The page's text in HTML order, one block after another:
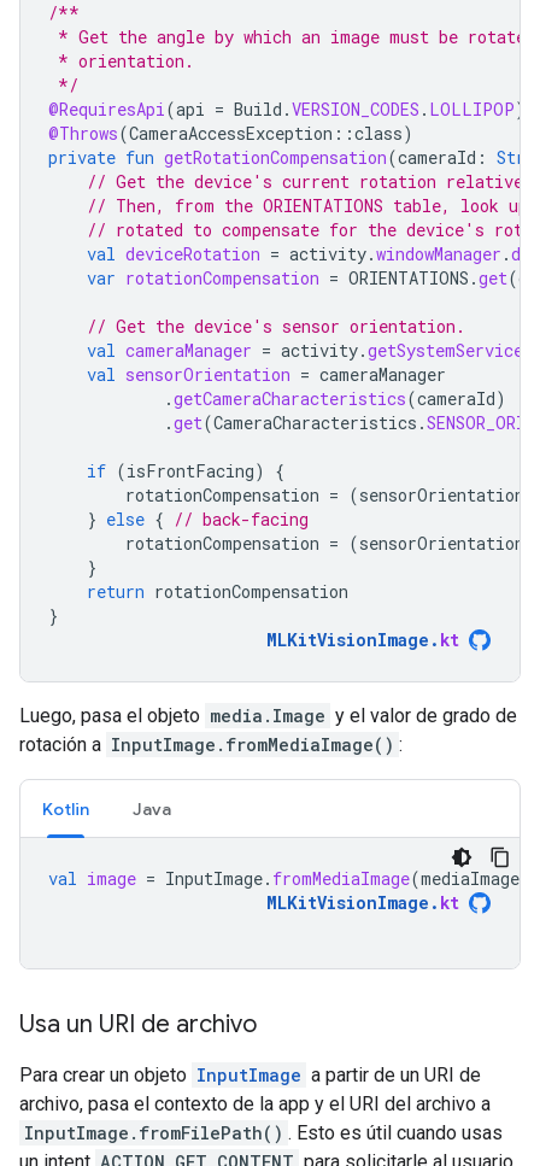
/**
* Get the angle by which an image must be
* orientation.
*/
@RequiresApi(api = Build .VERSION_CODES . LOLLIPOP)
@Throws(CameraAccessException ::class)
private fun getRotationCompensation(cameraId :
// Get the device's current rotation
// Then, from the ORIENTATIONS table, look
// rotated to compensate for the device's
val deviceRotation = activity.windowManager .
var rotationCompensation = ORIENTATIONS .get(
// Get the device's sensor orientation.
val cameraManager = activity.getSystemService
val sensorOrientation = cameraManager
.getCameraCharacteristics(cameraId)
.get(CameraCharacteristics .
if (isFrontFacing)
{
rotationCompensation = (sensorOrientation
} else { // back-facing
rotationCompensation = (sensorOrientation
}
return rotationCompensation
}
MLKitVisionImage . kt
Luego, pasa el objeto media.Image y el valor de grado de
rotación a InputImage.fromMediaImage() :
Kotlin Java
val image = InputImage. fromMediaImage(mediaImage
MLKitVisionImage . kt
Usa un URI de archivo
Para crear un objeto InputImage a partir de un URI de
archivo, pasa el contexto de la app y el URI del archivo a
InputImage.fromFilePath() . Esto es útil cuando usas